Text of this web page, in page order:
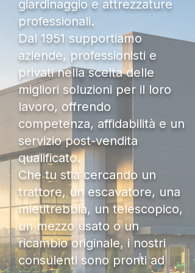
giardinaggio e attrezzature
professionali.
Dal 1951 supportiamo
aziende, professionisti e
privati nella scelta delle
migliori soluzioni per il loro
lavoro, offrendo
competenza, affidabilità e un
servizio post-vendita
qualificato.
Che tu stia cercando un
trattore, un escavatore, una
mietitrebbia, un telescopico,
un mezzo usato o un
ricambio originale, i nostri
consulenti sono pronti ad